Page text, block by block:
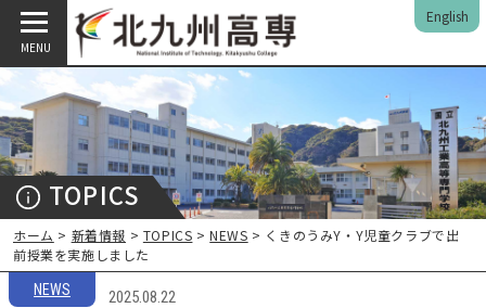
MENU
English
TOPICS
ホーム > 新着情報 > TOPICS >NEWS > くきのうみY・Y児童クラブで出
前授業を実施しました
NEWS 2025.08.22